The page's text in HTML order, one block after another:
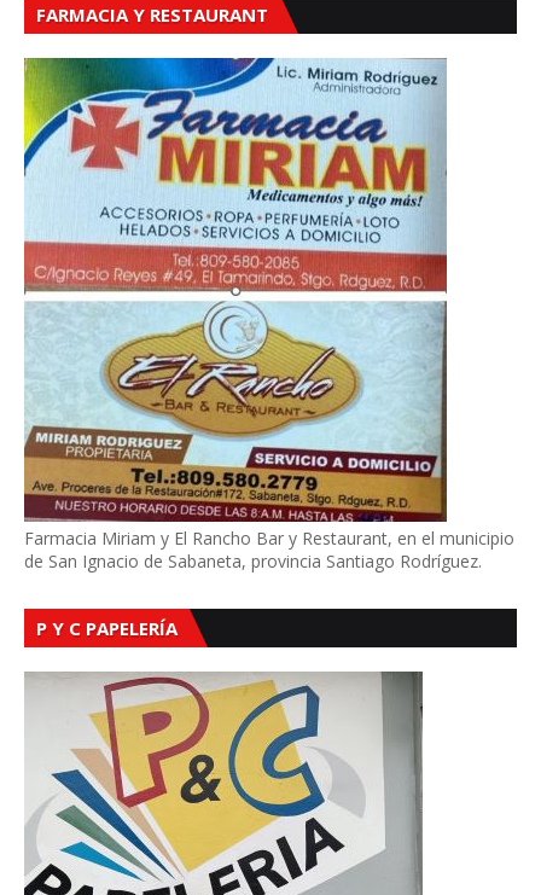
FARMACIA Y RESTAURANT
Farmacia Miriam y El Rancho Bar y Restaurant, en el municipio
de San Ignacio de Sabaneta, provincia Santiago Rodríguez.
P Y C PAPELERÍA